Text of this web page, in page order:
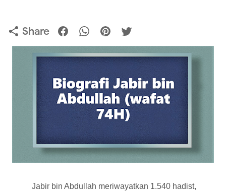
Share
Jabir bin Abdullah meriwayatkan 1.540 hadist,